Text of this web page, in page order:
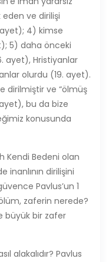
eden ve dirilişi
4) kimse
5) daha önceki
ayet), Hristiyanlar
olurdu (19. ayet).
dirilmiştir ve “ölmüş
bu da bize
konusunda
Kendi Bedeni olan
inanlının dirilişini
Pavlus’un 1
ölüm, zaferin nerede?
büyük bir zafer
alakalıdır? Pavlus